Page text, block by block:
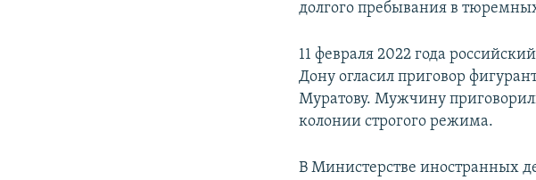
долгого пребывания в
11 февраля 2022 года
Дону огласил приговор
Муратову. Мужчину
колонии строгого режима.
В Министерстве иностранных